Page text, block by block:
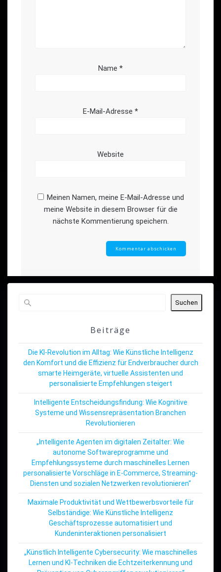
Name *
E-Mail-Adresse *
Website
Meinen Namen, meine E-Mail-Adresse und
meine Website in diesem Browser für die
nächste Kommentierung speichern.
Suchen
Beiträge
Die KI-Revolution im Alltag: Wie Künstliche Intelligenz
den Komfort und die Effizienz für Endverbraucher durch
smarte Heimgeräte, virtuelle Assistenten und
personalisierte Empfehlungen steigert
Intelligente Entscheidungsfindung: Wie Kognitive
Systeme und Wissensrepräsentation Branchen
Revolutionieren
„Intelligente Agenten im digitalen Zeitalter: Wie
autonome Softwareprogramme und
Empfehlungssysteme durch maschinelles Lernen
personalisierte Vorschläge in E-Commerce, Streaming-
Diensten und sozialen Netzwerken revolutionieren“
Maximale Produktivität und Wettbewerbsvorteile für
Selbständige: Wie Künstliche Intelligenz
Geschäftsprozesse automatisiert und
Kundeninteraktionen personalisiert
„Künstlich Intelligente Cybersecurity: Wie maschinelles
Lernen und KI-Techniken die Echtzeiterkennung und